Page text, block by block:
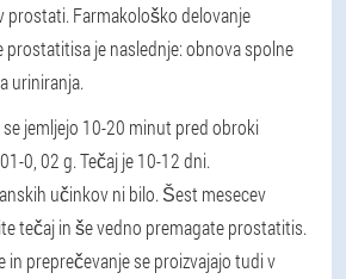
prostati. Farmakološko delovanje
prostatitisa je naslednje: obnova spolne
uriniranja.
jemljejo 10-20 minut pred obroki
0, 02 g. Tečaj je 10-12 dni.
učinkov ni bilo. Šest mesecev
tečaj in še vedno premagate prostatitis.
in preprečevanje se proizvajajo tudi v